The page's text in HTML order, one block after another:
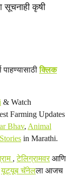
सूचनाही कृषी
क्लिक
& Watch
Farming Updates
Bhav, Animal
in Marathi.
,टेलिग्रामवरआणि
यूट्यूब चॅनेलला आजच